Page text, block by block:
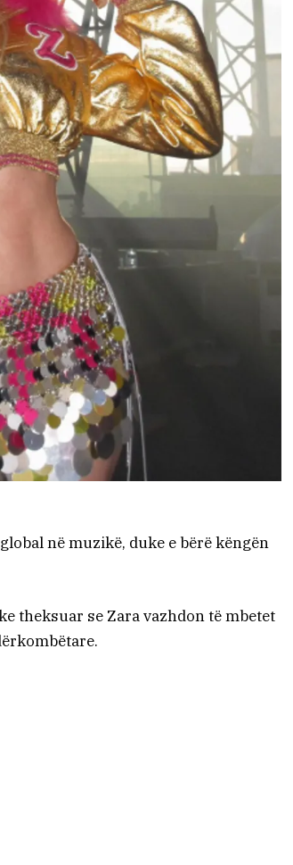
në muzikë, duke e bërë këngën
theksuar se Zara vazhdon të mbetet